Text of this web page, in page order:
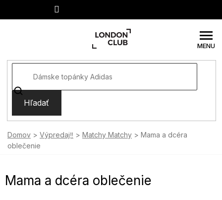
Hľadať
Domov Výpredaj‼️ Matchy Matchy
Mama a dcéra
oblečenie
Mama a dcéra oblečenie